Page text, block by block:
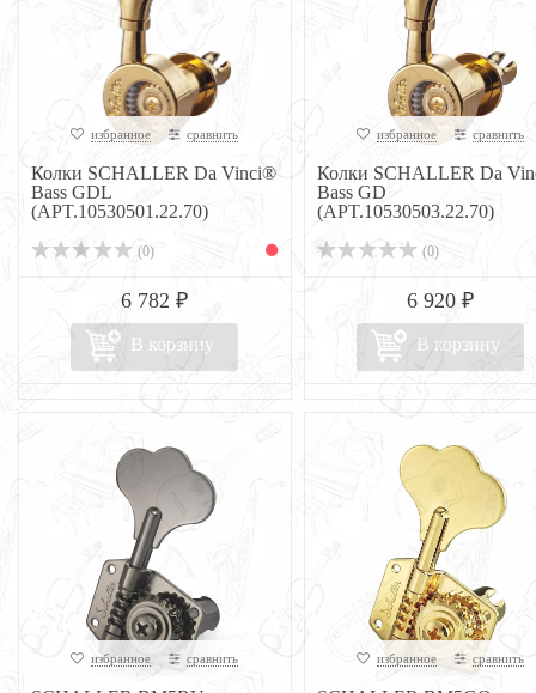
избранное сравнить
Колки SCHALLER Da Vinci®
Bass GDL
(APT.10530501.22.70)
(0)
6 782 ₽
В корзину
избранное сравнить
Колки SCHALLER Da
Bass GD
(APT.10530503.22.70)
(0)
6 920 ₽
В корзину
избранное сравнить избранное сравнить